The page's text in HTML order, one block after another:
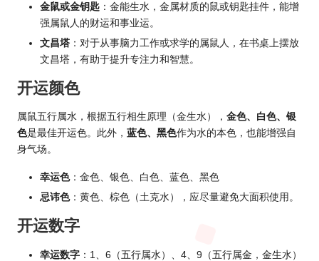
金鼠或金钥匙 ：金能生水，金属材质的鼠或钥匙挂件，能增
强属鼠人的财运和事业运。
文昌塔 ：对于从事脑力工作或求学的属鼠人，在书桌上摆放
文昌塔，有助于提升专注力和智慧。
开运颜色
属鼠五行属水，根据五行相生原理（金生水）， 金色、白色、银
色是最佳开运色。此外， 蓝色、黑色作为水的本色，也能增强自
身气场。
幸运色：金色、银色、白色、蓝色、黑色
忌讳色：黄色、棕色（土克水），应尽量避免大面积使用。
开运数字
幸运数字 ：1、6（五行属水）、4、9（五行属金，金生水）